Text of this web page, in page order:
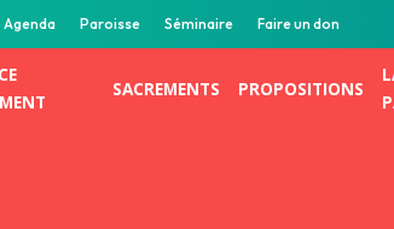
Agenda Paroisse Séminaire Faire un don
SACREMENTS PROPOSITIONS